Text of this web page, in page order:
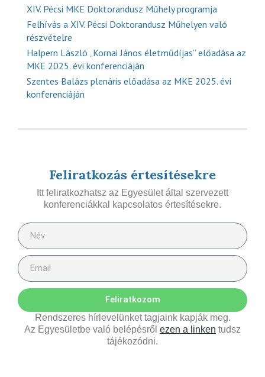
XIV. Pécsi MKE Doktorandusz Műhely programja
Felhívás a XIV. Pécsi Doktorandusz Műhelyen való
részvételre
Halpern László „Kornai János életműdíjas” előadása az
MKE 2025. évi konferenciáján
Szentes Balázs plenáris előadása az MKE 2025. évi
konferenciáján
Feliratkozás értesítésekre
Itt feliratkozhatsz az Egyesület által szervezett
konferenciákkal kapcsolatos értesítésekre.
Feliratkozom
Rendszeres hírlevelünket tagjaink kapják meg.
Az Egyesületbe való belépésről ezen a linken tudsz
tájékozódni.